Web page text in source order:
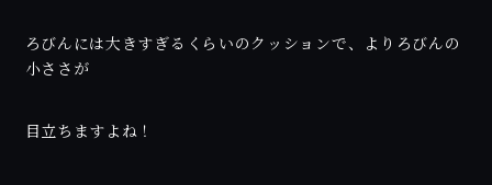
ろびんには大きすぎるくらいのクッションで、よりろびんの
小ささが
目立ちますよね！